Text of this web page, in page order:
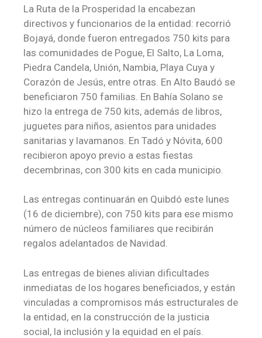
La Ruta de la Prosperidad la encabezan
directivos y funcionarios de la entidad: recorrió
Bojayá, donde fueron entregados 750 kits para
las comunidades de Pogue, El Salto, La Loma,
Piedra Candela, Unión, Nambia, Playa Cuya y
Corazón de Jesús, entre otras. En Alto Baudó se
beneficiaron 750 familias. En Bahía Solano se
hizo la entrega de 750 kits, además de libros,
juguetes para niños, asientos para unidades
sanitarias y lavamanos. En Tadó y Nóvita, 600
recibieron apoyo previo a estas fiestas
decembrinas, con 300 kits en cada municipio.
Las entregas continuarán en Quibdó este lunes
(16 de diciembre), con 750 kits para ese mismo
número de núcleos familiares que recibirán
regalos adelantados de Navidad.
Las entregas de bienes alivian dificultades
inmediatas de los hogares beneficiados, y están
vinculadas a compromisos más estructurales de
la entidad, en la construcción de la justicia
social, la inclusión y la equidad en el país.